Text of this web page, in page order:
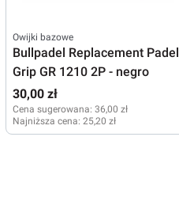
Owijki bazowe
Bullpadel Replacement Padel
Grip GR 1210 2P - negro
30,00 zł
Cena sugerowana: 36,00 zł
Najniższa cena: 25,20 zł